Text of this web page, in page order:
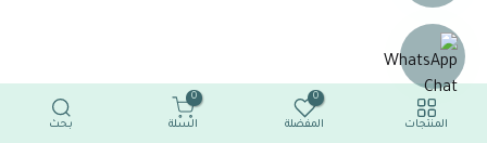
المنتجات
0
المفضلة
0
السلة بحث